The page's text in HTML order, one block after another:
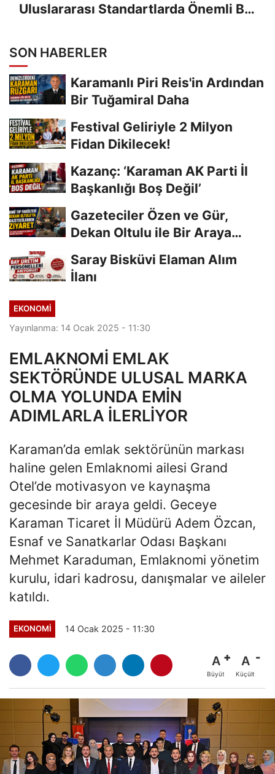
Uluslararası Standartlarda Önemli Bir
SON HABERLER
Karamanlı Piri Reis'in Ardından
Bir Tuğamiral Daha
Festival Geliriyle 2 Milyon
Fidan Dikilecek!
Kazanç: ‘Karaman AK Parti İl
Başkanlığı Boş Değil’
Gazeteciler Özen ve Gür,
Dekan Oltulu ile Bir Araya
Saray Bisküvi Elaman Alım
İlanı
EKONOMI
Yayınlanma: 14 Ocak 2025 - 11:30
EMLAKNOMİ EMLAK
SEKTÖRÜNDE ULUSAL MARKA
OLMA YOLUNDA EMİN
ADIMLARLA İLERLİYOR
Karaman’da emlak sektörünün markası
haline gelen Emlaknomi ailesi Grand
Otel’de motivasyon ve kaynaşma
gecesinde bir araya geldi. Geceye
Karaman Ticaret İl Müdürü Adem Özcan,
Esnaf ve Sanatkarlar Odası Başkanı
Mehmet Karaduman, Emlaknomi yönetim
kurulu, idari kadrosu, danışmalar ve aileler
katıldı.
EKONOMI 14 Ocak 2025 - 11:30
A
Büyüt
A
Küçült